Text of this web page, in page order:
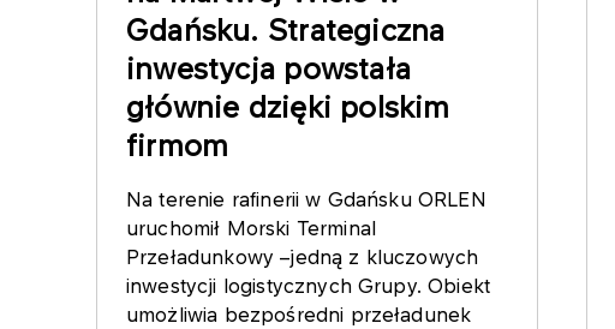
Gdańsku. Strategiczna
inwestycja powstała
głównie dzięki polskim
firmom
Na terenie rafinerii w Gdańsku ORLEN
uruchomił Morski Terminal
Przeładunkowy –jedną z kluczowych
inwestycji logistycznych Grupy. Obiekt
umożliwia bezpośredni przeładunek